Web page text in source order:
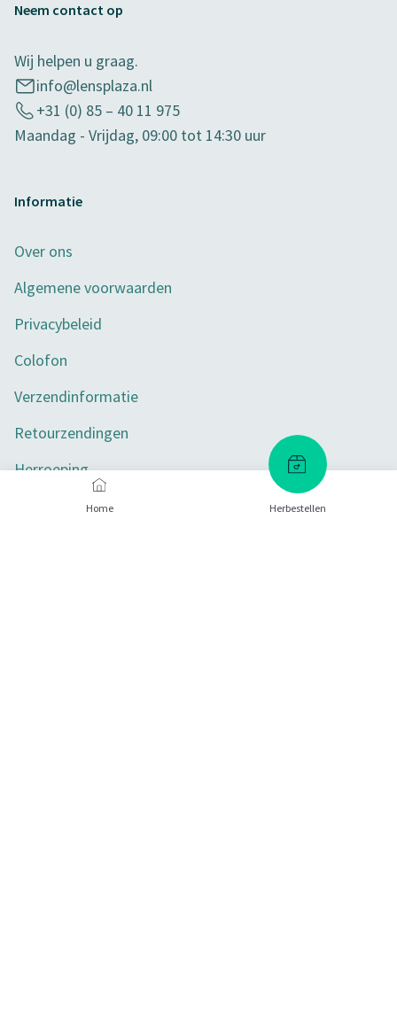
Home Herbestellen
Neem contact op
Wij helpen u graag.
info@lensplaza.nl
+31 (0) 85 – 40 11 975
Maandag - Vrijdag, 09:00 tot 14:30 uur
Informatie
Over ons
Algemene voorwaarden
Privacybeleid
Colofon
Verzendinformatie
Retourzendingen
Herroeping
Toegankelijkheid